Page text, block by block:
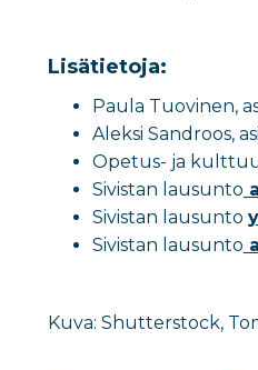
Lisätietoja:
Paula Tuovinen,
Aleksi Sandroos,
Opetus- ja
Sivistan lausunto
Sivistan lausunto
Sivistan lausunto
Kuva: Shutterstock,